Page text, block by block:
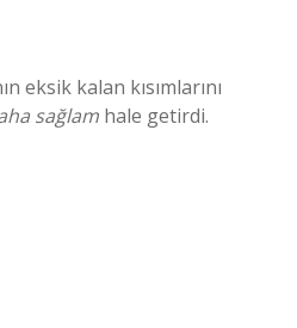
eksik kalan kısımlarını
sağlam hale getirdi.